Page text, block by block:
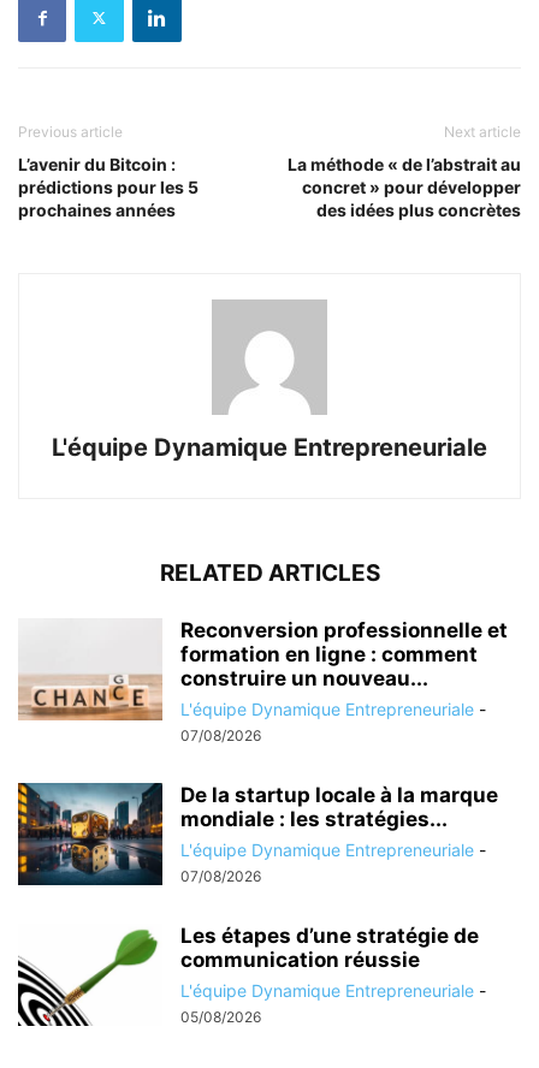
Previous article
L’avenir du Bitcoin :
prédictions pour les 5
prochaines années
Next article
La méthode « de l’abstrait au
concret » pour développer
des idées plus concrètes
L'équipe Dynamique Entrepreneuriale
RELATED ARTICLES
Reconversion professionnelle et
formation en ligne : comment
construire un nouveau...
L'équipe Dynamique Entrepreneuriale -
07/08/2026
De la startup locale à la marque
mondiale : les stratégies...
L'équipe Dynamique Entrepreneuriale -
07/08/2026
Les étapes d’une stratégie de
communication réussie
L'équipe Dynamique Entrepreneuriale -
05/08/2026